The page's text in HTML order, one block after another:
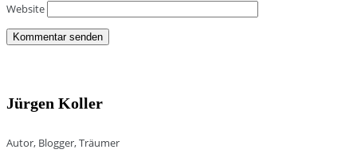
Website
Jürgen Koller
Autor, Blogger, Träumer